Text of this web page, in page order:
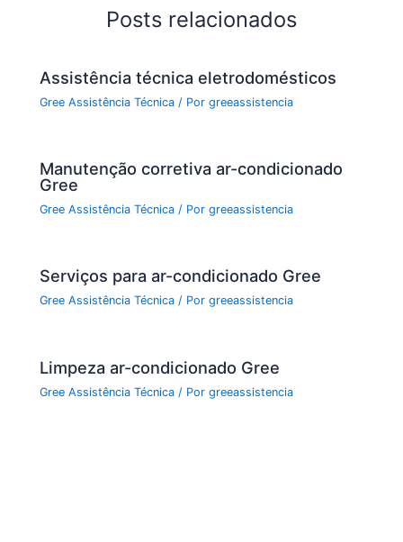
k
p
p
Posts relacionados
Assistência técnica eletrodomésticos
Gree Assistência Técnica / Porgreeassistencia
Manutenção corretiva ar-condicionado
Gree
Gree Assistência Técnica / Porgreeassistencia
Serviços para ar-condicionado Gree
Gree Assistência Técnica / Porgreeassistencia
Limpeza ar-condicionado Gree
Gree Assistência Técnica / Porgreeassistencia